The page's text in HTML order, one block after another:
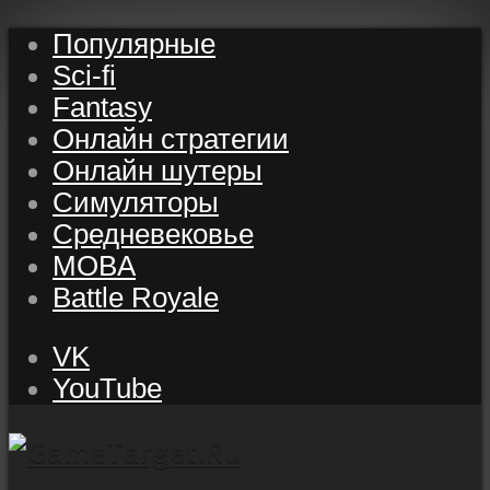
Популярные
Sci-fi
Fantasy
Онлайн стратегии
Онлайн шутеры
Симуляторы
Средневековье
MOBA
Battle Royale
VK
YouTube